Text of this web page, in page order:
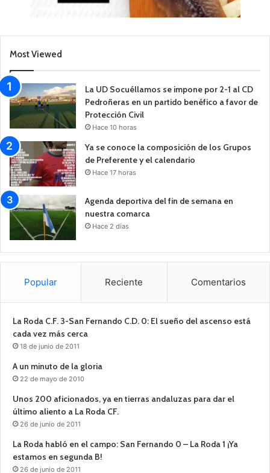
Most Viewed
La UD Socuéllamos se impone por 2-1 al CD
Pedroñeras en un partido benéfico a favor de
Protección Civil
Hace 10 horas
Ya se conoce la composición de los Grupos
de Preferente y el calendario
Hace 17 horas
Agenda deportiva del fin de semana en
nuestra comarca
Hace 2 días
Popular Reciente Comentarios
La Roda C.F. 3-San Fernando C.D. 0: El sueño del ascenso está
cada vez más cerca
18 de junio de 2011
A un minuto de la gloria
22 de mayo de 2010
Unos 200 aficionados, ya en tierras andaluzas para dar el
último aliento a La Roda CF.
26 de junio de 2011
La Roda habló en el campo: San Fernando 0 – La Roda 1 ¡Ya
estamos en segunda B!
26 de junio de 2011